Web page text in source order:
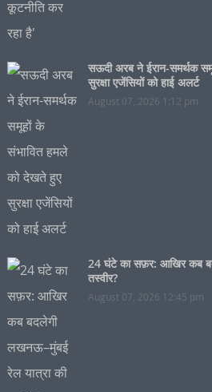
सऊदी अरब ने ईरान-समर्थक
सुरक्षा एजेंसियों को हाई अलर्ट
August 07, 2026 1:12 pm
24 घंटे का सफ़र: आखिर कब
तस्वीर?
August 07, 2026 12:45 pm